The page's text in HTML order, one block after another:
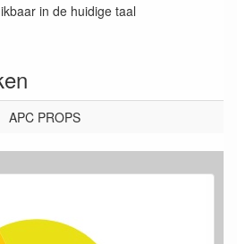
in de huidige taal
APC PROPS